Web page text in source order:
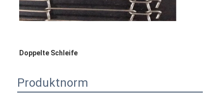
Doppelte Schleife
Produktnorm